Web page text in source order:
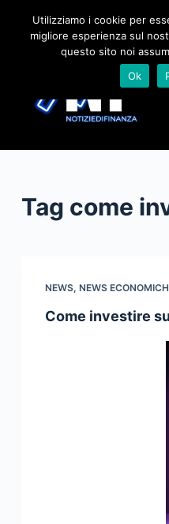
nTag come
NEWS, NEWS
Come investire
Utilizziamo i cookie per
migliore esperienza sul
questo sito noi
Ok